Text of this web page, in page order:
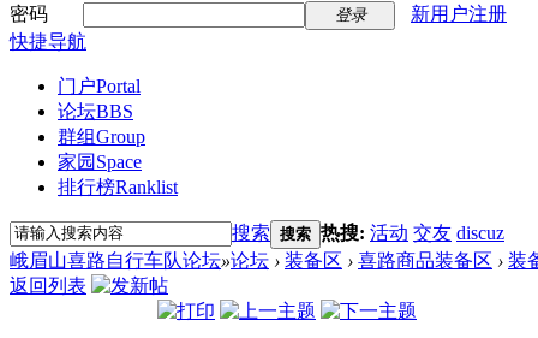
密码
登录
新用户注册
快捷导航
门户Portal
论坛BBS
群组Group
家园 Space
排行榜Ranklist
搜索 搜索 热搜: 活动 交友 discuz
峨眉山喜路自行车队论坛»论坛 › 装备区 › 喜路商品装备区 › 装
返回列表